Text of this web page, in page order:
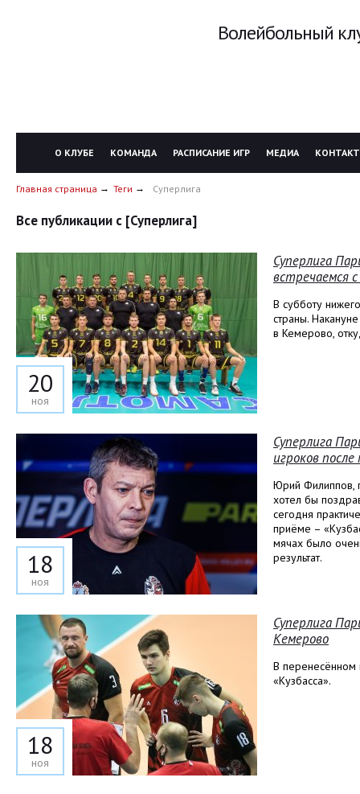
Волейбольный
О КЛУБЕ КОМАНДА РАСПИСАНИЕ ИГР МЕДИА
Главная страница Теги Суперлига
Все публикации с [Суперлига]
20
ноя
Суперлига
встречаемся
В субботу
страны.
в Кемерово,
18
ноя
Суперлига
игроков
Юрий Филиппов,
хотел бы
сегодня
приёме –
мячах было
результат.
18
ноя
Суперлига
Кемерово
В перенесённом
«Кузбасса».